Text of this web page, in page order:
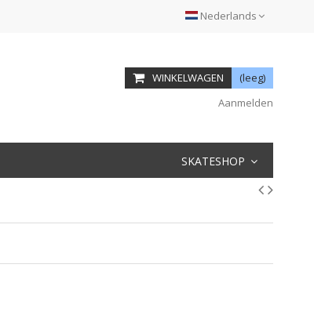
Nederlands
WINKELWAGEN
(leeg)
Aanmelden
SKATESHOP